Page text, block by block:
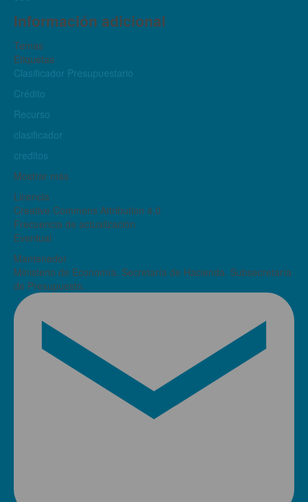
Información adicional
Temas
Etiquetas
Clasificador Presupuestario
Crédito
Recurso
clasificador
creditos
Mostrar más
Licencia
Creative Commons Attribution 4.0
Frecuencia de actualización
Eventual
Mantenedor
Ministerio de Economía. Secretaría de Hacienda. Subsecretaría
de Presupuesto.